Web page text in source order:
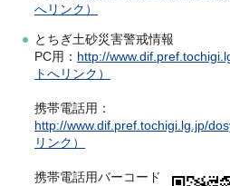
へリンク）
とちぎ土砂災害警戒情報
PC用： http://
トへリンク）
携帯電話用：
http://www.dif.pref.tochigi.lg.jp/
リンク）
携帯電話用バーコード